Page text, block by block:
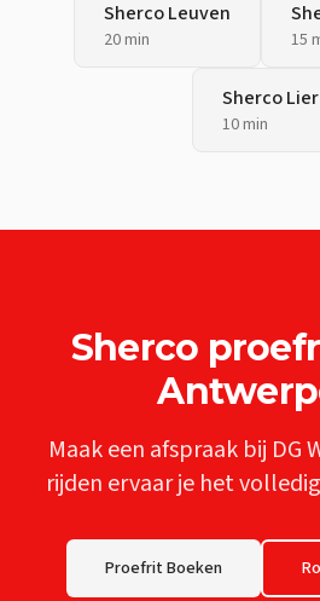
ShercoLeuven
20 min 15
ShercoLier
10 min
Sherco
Maak een afspraak bij DG
rijden ervaar je het
Proefrit Boeken